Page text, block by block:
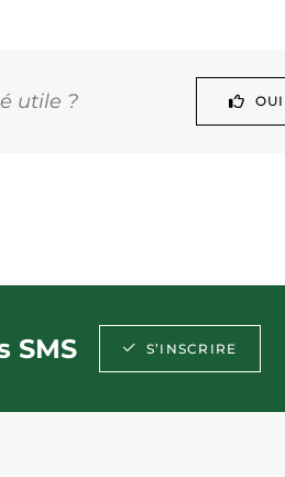
utile ? OUI
SMS S’INSCRIRE